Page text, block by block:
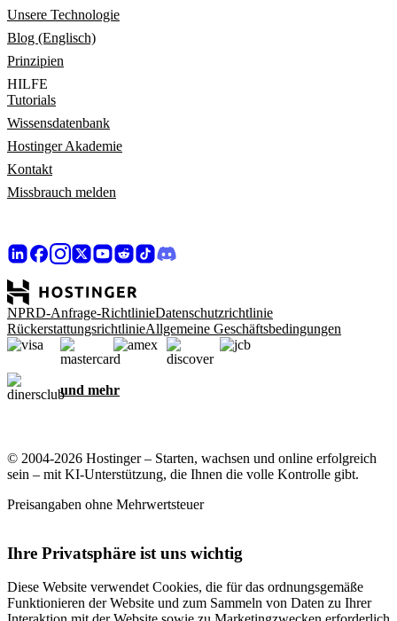
Unsere Technologie
Blog (Englisch)
Prinzipien
HILFE
Tutorials
Wissensdatenbank
Hostinger Akademie
Kontakt
Missbrauch melden
NPRD-Anfrage-RichtlinieDatenschutzrichtlinie
RückerstattungsrichtlinieAllgemeine Geschäftsbedingungen
und mehr
© 2004-2026 Hostinger – Starten, wachsen und online erfolgreich
sein – mit KI-Unterstützung, die Ihnen die volle Kontrolle gibt.
Preisangaben ohne Mehrwertsteuer
Ihre Privatsphäre ist uns wichtig
Diese Website verwendet Cookies, die für das ordnungsgemäße
Funktionieren der Website und zum Sammeln von Daten zu Ihrer